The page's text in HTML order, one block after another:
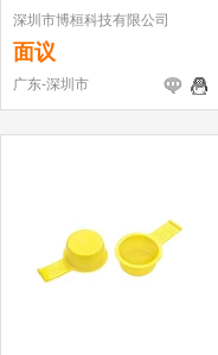
深圳市博桓科技有限公司
面议
广东-深圳市